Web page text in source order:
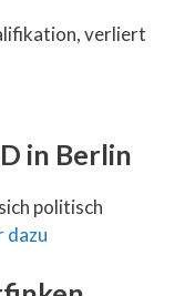
verliert
in Berlin
politisch
dazu